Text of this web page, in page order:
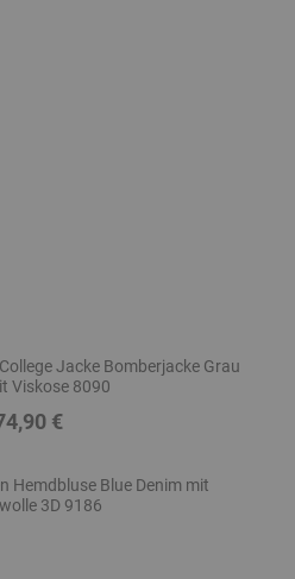
Jacke Bomberjacke Grau
Viskose 8090
€